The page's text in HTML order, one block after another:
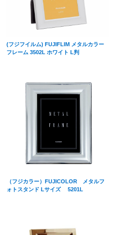
(フジフイルム) FUJIFLIM メタルカラー
フレーム 3502L ホワイト L判
（フジカラー）FUJICOLOR メタルフ
ォトスタンド Lサイズ 5201L